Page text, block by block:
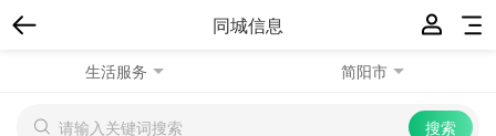
同城信息
生活服务 简阳市